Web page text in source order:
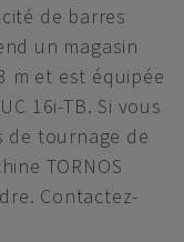
de barres
un magasin
m et est équipée
16i-TB. Si vous
de tournage de
TORNOS
Contactez-